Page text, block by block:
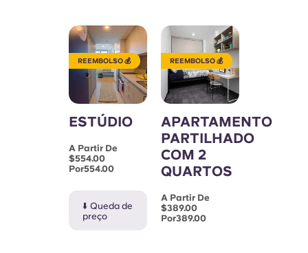
REEMBOLSO 💰
ESTÚDIO
A Partir De
$554.00
Por554.00
⬇️ Queda de
preço
REEMBOLSO 💰
APARTAMENTO
PARTILHADO
COM 2
QUARTOS
A Partir De
$389.00
Por389.00